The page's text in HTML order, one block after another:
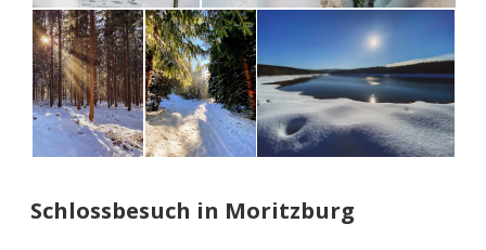
Schlossbesuch in Moritzburg